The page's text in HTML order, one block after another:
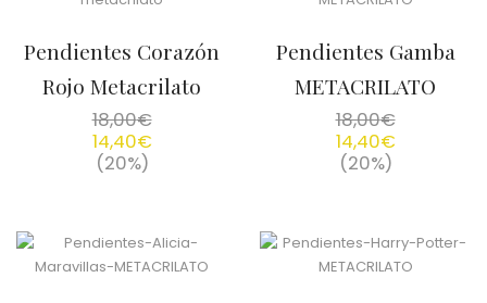
Pendientes Corazón
Rojo Metacrilato
18,00€
14,40€
(20%)
Pendientes Gamba
METACRILATO
18,00€
14,40€
(20%)